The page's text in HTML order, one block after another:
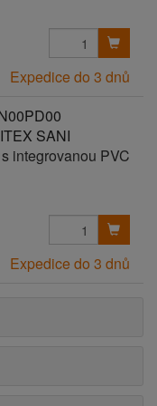
Expedice do 3 dnů
SANI
integrovanou PVC
Expedice do 3 dnů